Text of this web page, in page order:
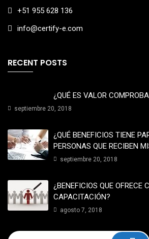
+51 955 628 136
info@certify-e.com
RECENT POSTS
¿QUÉ ES VALOR
septiembre 20, 2018
¿QUÉ BENEFICIOS TIENE
PERSONAS QUE RECIBEN
septiembre 20, 2018
¿BENEFICIOS QUE OFRECE
CAPACITACIÓN?
agosto 7, 2018